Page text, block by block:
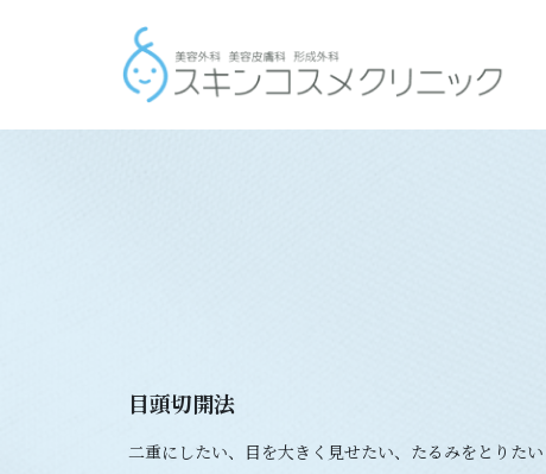
目頭切開法
二重にしたい、目を大きく見せたい、たるみをとりたい